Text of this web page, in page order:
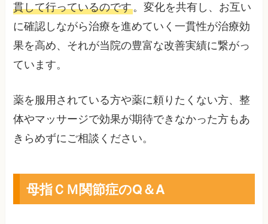
貫して行っているのです。変化を共有し、お互い
に確認しながら治療を進めていく一貫性が治療効
果を高め、それが当院の豊富な改善実績に繋がっ
ています。
薬を服用されている方や薬に頼りたくない方、整
体やマッサージで効果が期待できなかった方もあ
きらめずにご相談ください。
母指ＣＭ関節症のQ＆A